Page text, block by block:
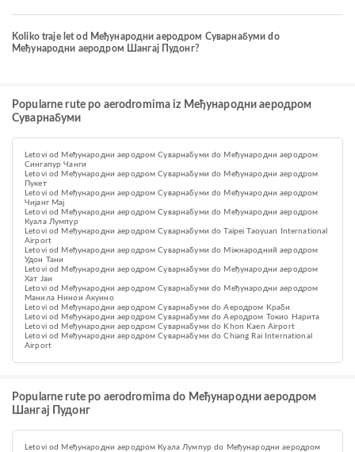
Koliko traje let od Међународни аеродром Суварнабуми do
Међународни аеродром Шангај Пудонг?
Popularne rute po aerodromima iz Међународни аеродром
Суварнабуми
Letovi od Међународни аеродром Суварнабуми do Међународни аеродром
Сингапур Чанги
Letovi od Међународни аеродром Суварнабуми do Међународни аеродром
Пукет
Letovi od Међународни аеродром Суварнабуми do Међународни аеродром
Чијанг Мај
Letovi od Међународни аеродром Суварнабуми do Међународни аеродром
Куала Лумпур
Letovi od Међународни аеродром Суварнабуми do Taipei Taoyuan International
Airport
Letovi od Међународни аеродром Суварнабуми do Міжнародний аеродром
Удон Тани
Letovi od Међународни аеродром Суварнабуми do Међународни аеродром
Хат Јаи
Letovi od Међународни аеродром Суварнабуми do Међународни аеродром
Манила Нинои Акуино
Letovi od Међународни аеродром Суварнабуми do Аеродром Краби
Letovi od Међународни аеродром Суварнабуми do Аеродром Токио Нарита
Letovi od Међународни аеродром Суварнабуми do Khon Kaen Airport
Letovi od Међународни аеродром Суварнабуми do Chiang Rai International
Airport
Popularne rute po aerodromima do Међународни аеродром
Шангај Пудонг
Letovi od Међународни аеродром Куала Лумпур do Међународни аеродром